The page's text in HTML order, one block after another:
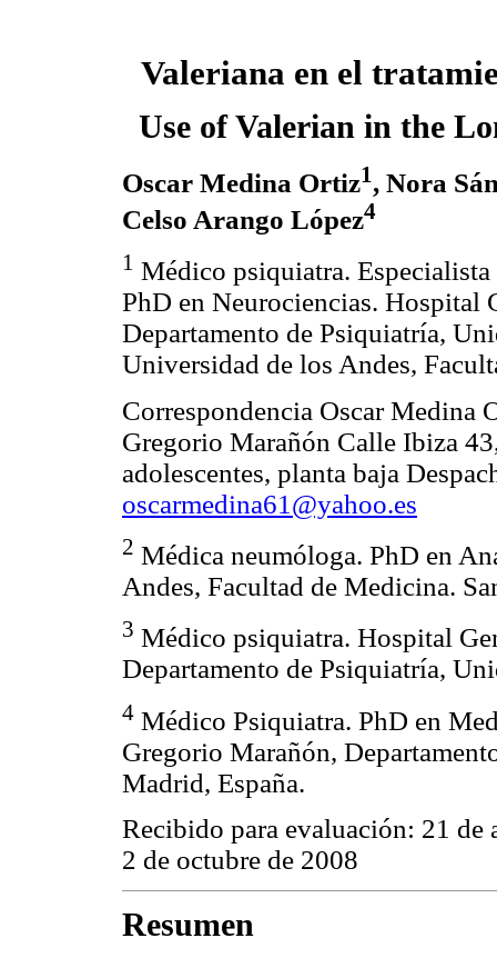
Valeriana en el
Use of Valerian in the
Oscar Medina Ortiz1, Nora
Celso Arango López4
1 Médico psiquiatra.
PhD en Neurociencias. Hospital
Departamento de Psiquiatría,
Universidad de los Andes,
Correspondencia Oscar Medina
Gregorio Marañón Calle Ibiza
adolescentes, planta baja
oscarmedina61@yahoo.es
2 Médica neumóloga. PhD en
Andes, Facultad de Medicina.
3 Médico psiquiatra. Hospital
Departamento de Psiquiatría,
4 Médico Psiquiatra. PhD en
Gregorio Marañón,
Madrid, España.
Recibido para evaluación: 21
2 de octubre de 2008
Resumen